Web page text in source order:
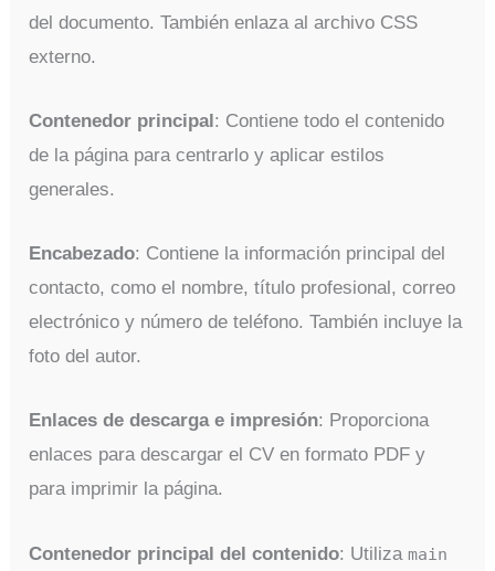
del documento. También enlaza al archivo CSS
externo.
Contenedor principal: Contiene todo el contenido
de la página para centrarlo y aplicar estilos
generales.
Encabezado: Contiene la información principal del
contacto, como el nombre, título profesional, correo
electrónico y número de teléfono. También incluye la
foto del autor.
Enlaces de descarga e impresión: Proporciona
enlaces para descargar el CV en formato PDF y
para imprimir la página.
Contenedor principal del contenido: Utilizamain